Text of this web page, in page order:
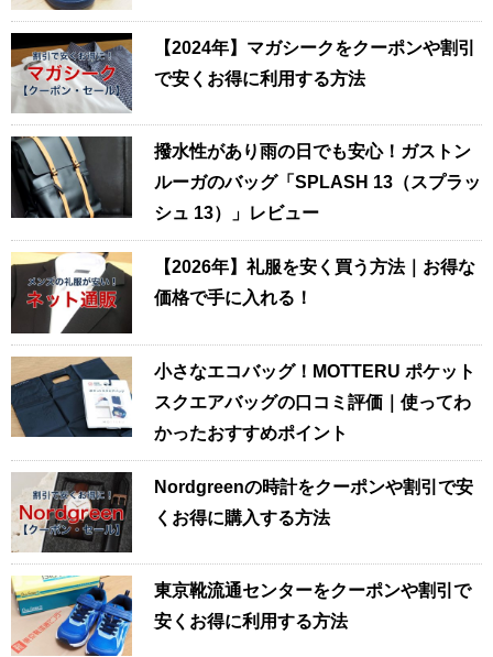
【2024年】マガシークをクーポンや割引
で安くお得に利用する方法
撥水性があり雨の日でも安心！ガストン
ルーガのバッグ「SPLASH 13（スプラッ
シュ 13）」レビュー
【2026年】礼服を安く買う方法｜お得な
価格で手に入れる！
小さなエコバッグ！MOTTERU ポケット
スクエアバッグの口コミ評価｜使ってわ
かったおすすめポイント
Nordgreenの時計をクーポンや割引で安
くお得に購入する方法
東京靴流通センターをクーポンや割引で
安くお得に利用する方法